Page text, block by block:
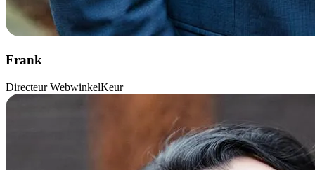
Frank
Directeur WebwinkelKeur